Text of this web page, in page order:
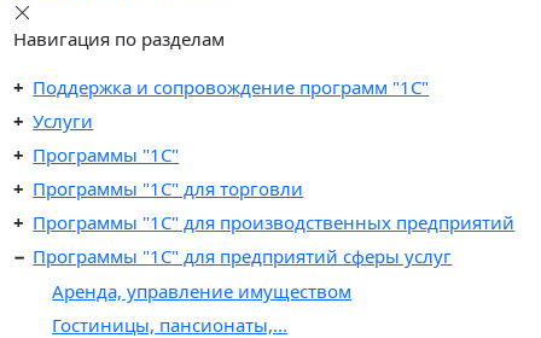
Навигация по разделам
Поддержка и сопровождение программ "1С"
Услуги
Программы "1С"
Программы "1C" для торговли
Программы "1C" для производственных предприятий
Программы "1C" для предприятий сферы услуг
Аренда, управление имуществом
Гостиницы, пансионаты,...